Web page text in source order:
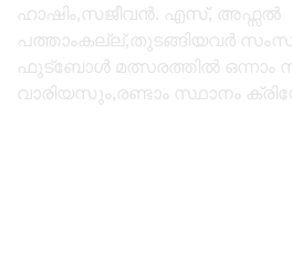
ഹാഷിം,സജീവൻ. എസ്, അഫ്സൽ
പത്താംകല്ല്,തുടങ്ങിയവർ
ഫുട്ബോൾ മത്സരത്തിൽ ഒന്നാം
വാരിയസും,രണ്ടാം സ്ഥാനം